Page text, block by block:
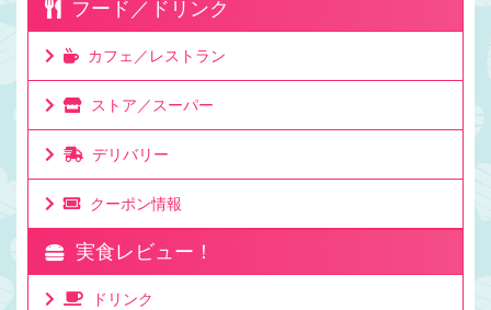
フード／ドリンク
カフェ／レストラン
ストア／スーパー
デリバリー
クーポン情報
実食レビュー！
ドリンク